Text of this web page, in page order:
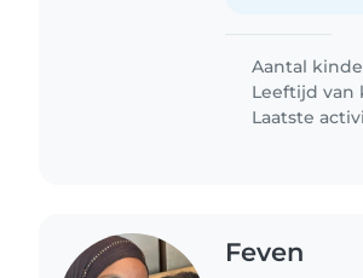
Aantal
Leeftijd van
Laatste
Feven